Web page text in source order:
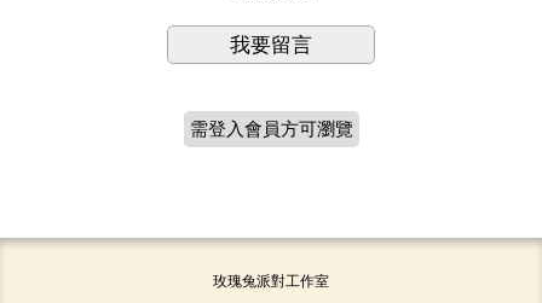
我要留言
需登入會員方可瀏覽
玫瑰兔派對工作室